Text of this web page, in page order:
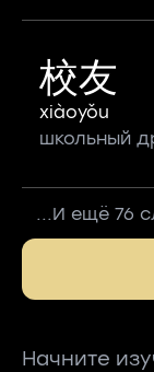
校友
xiàoyǒu
школьный
...И ещё 76
Начните